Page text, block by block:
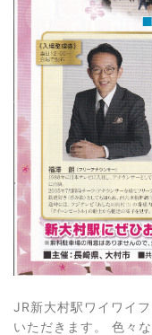
JR新大村駅ワイワイ
いただきます。 色々